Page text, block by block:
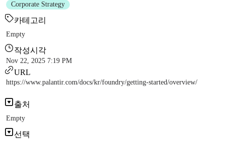
Corporate Strategy
카테고리
Empty
작성시각
Nov 22, 2025 7:19 PM
URL
https://www.palantir.com/docs/kr/foundry/getting-started/overview/
출처
Empty
선택